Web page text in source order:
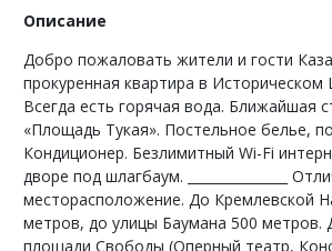
Описание
Добро пожаловать жители и гости
прокуренная квартира в Историческом
Всегда есть горячая вода. Ближайшая
«Площадь Тукая». Постельное белье,
Кондиционер. Безлимитный Wi-Fi
дворе под шлагбаум. _______________
месторасположение. До Кремлевской
метров, до улицы Баумана 500 метров.
площади Свободы (Оперный театр,